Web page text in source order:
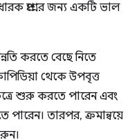
প্রশ্নের জন্য একটি ভাল
করতে বেছে নিতে
থেকে উপবৃত্ত
শুরু করতে পারেন এবং
পারেন। তারপর, ক্রমান্বয়ে